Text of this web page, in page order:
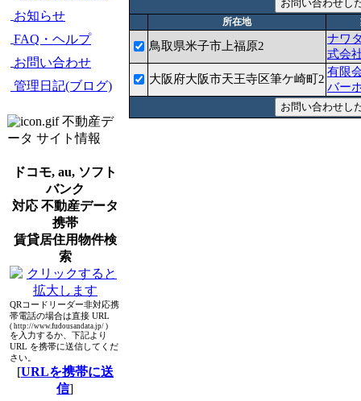
お知らせ
FAQ・ヘルプ
お問い合わせ
管理日記(ブログ)
不動産デ
ータ サイト情報
ドコモ, au, ソフト
バンク
対応 不動産データ
携帯
賃貸居住用物件検
索
QRコードリーダー非対応携
帯電話の場合は直接 URL
( http://www.fudousandata.jp/ )
を入力するか、下記より
URL を携帯に送信してくだ
さい。
[URLを携帯に送
信]
所在地
鳥取県米子市上福原2
ナワ
式会
大阪府大阪市天王寺区筆ケ崎町2
有限
バー